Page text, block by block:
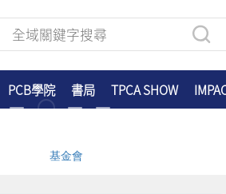
PCB學院 書局 TPCA SHOW